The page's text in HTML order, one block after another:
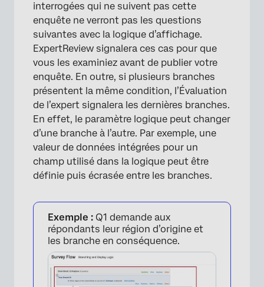
×
interrogées qui ne suivent pas cette
enquête ne verront pas les questions
suivantes avec la logique d’affichage.
ExpertReview signalera ces cas pour que
vous les examiniez avant de publier votre
enquête. En outre, si plusieurs branches
présentent la même condition, l’Évaluation
de l’expert signalera les dernières branches.
En effet, le paramètre logique peut changer
d’une branche à l’autre. Par exemple, une
valeur de données intégrées pour un
champ utilisé dans la logique peut être
définie puis écrasée entre les branches.
Exemple : Q1 demande aux
répondants leur région d’origine et
les branche en conséquence.